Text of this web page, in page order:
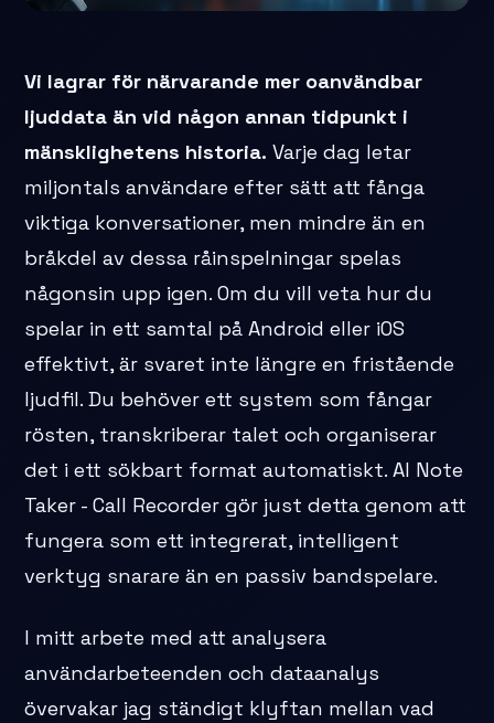
Vi lagrar för närvarande mer oanvändbar
ljuddata än vid någon annan tidpunkt i
mänsklighetens historia. Varje dag letar
miljontals användare efter sätt att fånga
viktiga konversationer, men mindre än en
bråkdel av dessa råinspelningar spelas
någonsin upp igen. Om du vill veta hur du
spelar in ett samtal på Android eller iOS
effektivt, är svaret inte längre en fristående
ljudfil. Du behöver ett system som fångar
rösten, transkriberar talet och organiserar
det i ett sökbart format automatiskt. AI Note
Taker - Call Recorder gör just detta genom att
fungera som ett integrerat, intelligent
verktyg snarare än en passiv bandspelare.
I mitt arbete med att analysera
användarbeteenden och dataanalys
övervakar jag ständigt klyftan mellan vad